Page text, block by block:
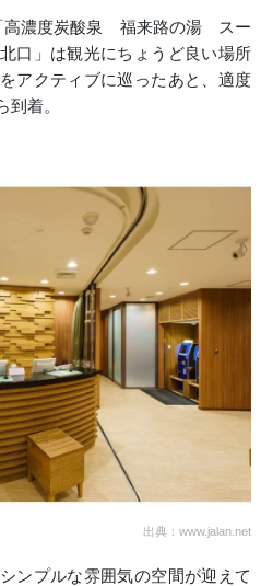
高濃度炭酸泉 福来路の湯 スー
口」は観光にちょうど良い場所
アクティブに巡ったあと、適度
着。
出典：www.jalan.net
ンプルな雰囲気の空間が迎えて